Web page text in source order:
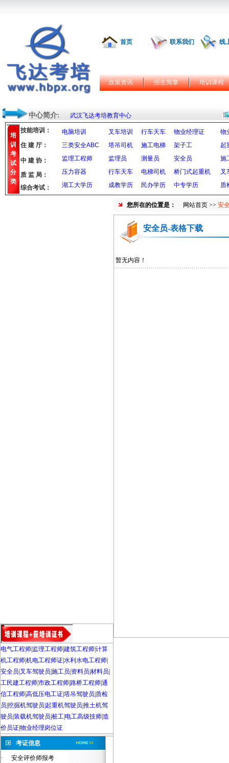
首页 联系我们 线
政策资讯 招生简章 培训课程
中心简介: 武汉飞达考培教育中心
培
训
考
试
分
类
技能培训： 电脑培训 叉车培训 行车天车 物业经理证
物
三类安全ABC
塔吊司机 施工电梯 架子工
起
监理工程师
监理员 测量员 安全员
施
压力容器
行车天车 电梯司机 桥门式起重机
叉
湖工大学历
成教学历 民办学历 中专学历 质
住 建 厅：
中 建 协：
质 监 局：
综合考试：
电气工程师 监理工程师建筑工程师计算
机工程师机电工程师证水利水电工程师
安全员 叉车驾驶员 施工员 资料员 材料员
工民建工程师市政工程师路桥工程师通
信工程师高低压电工证塔吊驾驶员 质检
员 挖掘机驾驶员|起重机驾驶员 推土机驾
驶员 装载机驾驶员 桩工电工高级技师造
价员证物业经理岗位证
考证信息
·
安全评价师报考
您所在的位置是： 网站首页 >> 安
安全员-表格下载
暂无内容！